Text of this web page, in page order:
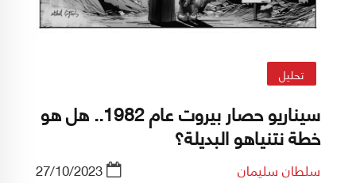
تحليل
سيناريو حصار بيروت عام 1982.. هل هو
خطة نتنياهو البديلة؟
سلطان سليمان 27/10/2023